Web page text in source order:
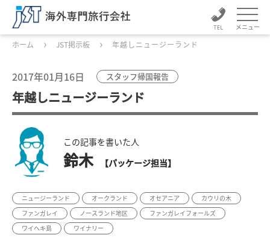
メニュー
ホーム JST掲示板 年越しニュージーランド
2017年01月16日 スタッフ帰国報告
年越しニュージーランド
この記事を書いた人
鈴木 【パッケージ担当】
ニュージーランド オークランド オセアニア
カウリの木
ファンガレイ
ノースランド地区
ファンガレイフォールズ
ワイヘキ島
ワイナリー